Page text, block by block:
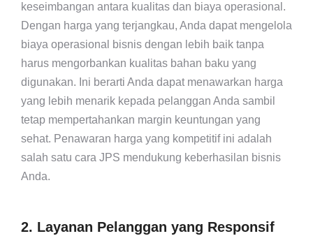
keseimbangan antara kualitas dan biaya operasional.
Dengan harga yang terjangkau, Anda dapat mengelola
biaya operasional bisnis dengan lebih baik tanpa
harus mengorbankan kualitas bahan baku yang
digunakan. Ini berarti Anda dapat menawarkan harga
yang lebih menarik kepada pelanggan Anda sambil
tetap mempertahankan margin keuntungan yang
sehat. Penawaran harga yang kompetitif ini adalah
salah satu cara JPS mendukung keberhasilan bisnis
Anda.
2. Layanan Pelanggan yang Responsif